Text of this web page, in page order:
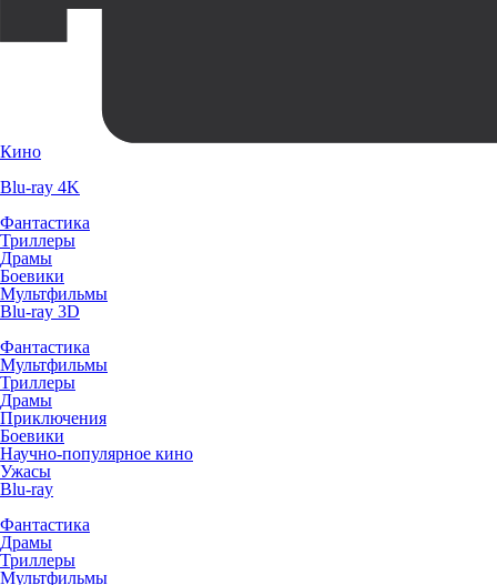
Кино
Blu-ray 4K
Фантастика
Триллеры
Драмы
Боевики
Мультфильмы
Blu-ray 3D
Фантастика
Мультфильмы
Триллеры
Драмы
Приключения
Боевики
Научно-популярное кино
Ужасы
Blu-ray
Фантастика
Драмы
Триллеры
Мультфильмы